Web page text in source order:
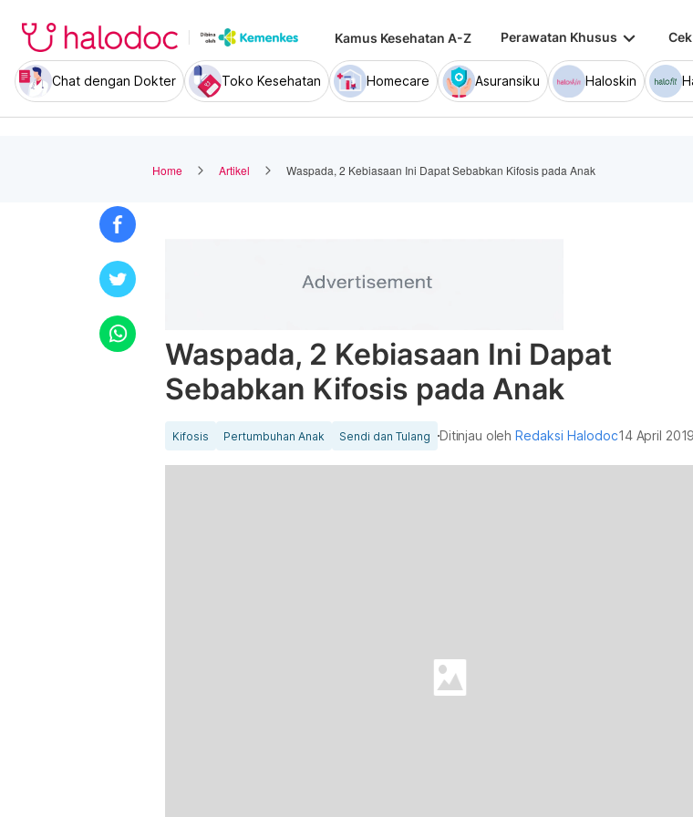
Kamus Kesehatan A-Z Perawatan Khusus keyboard_arrow_down
Chat dengan Dokter Toko Kesehatan Homecare Asuransiku Haloskin
Home Artikel Waspada, 2 Kebiasaan Ini Dapat Sebabkan Kifosis pada Anak
Waspada, 2 Kebiasaan Ini Dapat
Sebabkan Kifosis pada Anak
Kifosis Pertumbuhan Anak Sendi dan Tulang Ditinjau olehRedaksi Halodoc14 April 2019